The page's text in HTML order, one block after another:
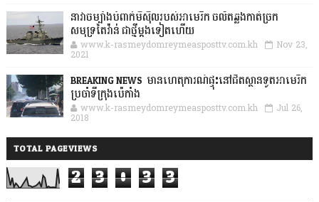
នាវាចម្បាំងបំពាក់មីស៊ីលរបស់អាមេរិក ចល័តឆ្លងកាត់ច្រក
សមុទ្រតៃវ៉ាន់ ជាថ្មីម្តងទៀតហើយ
www.k-rasmeydomreymeasposttv.com.kh Nov 23,
2021
BREAKING NEWS: មានហេតុការណ៍ផ្ទុះនៅជិតស្ថានទូតអាមេរិក
ប្រចាំទីក្រុងប៉េកាំង
www.k-rasmeydomreymeasposttv.com.kh Jul 26,
2018
TOTAL PAGEVIEWS
2 3 0 3 3